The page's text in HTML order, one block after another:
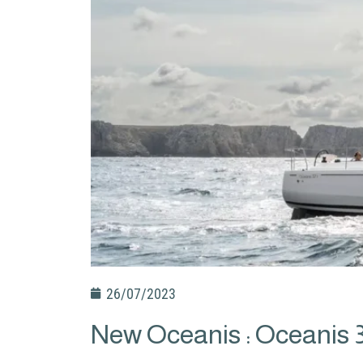
26/07/2023
New Oceanis : Oceanis